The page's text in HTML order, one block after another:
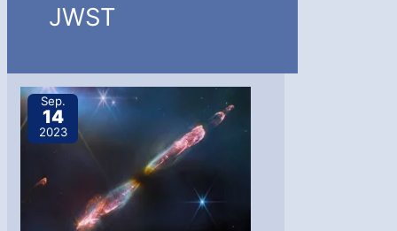
JWST
Sep.
14
2023